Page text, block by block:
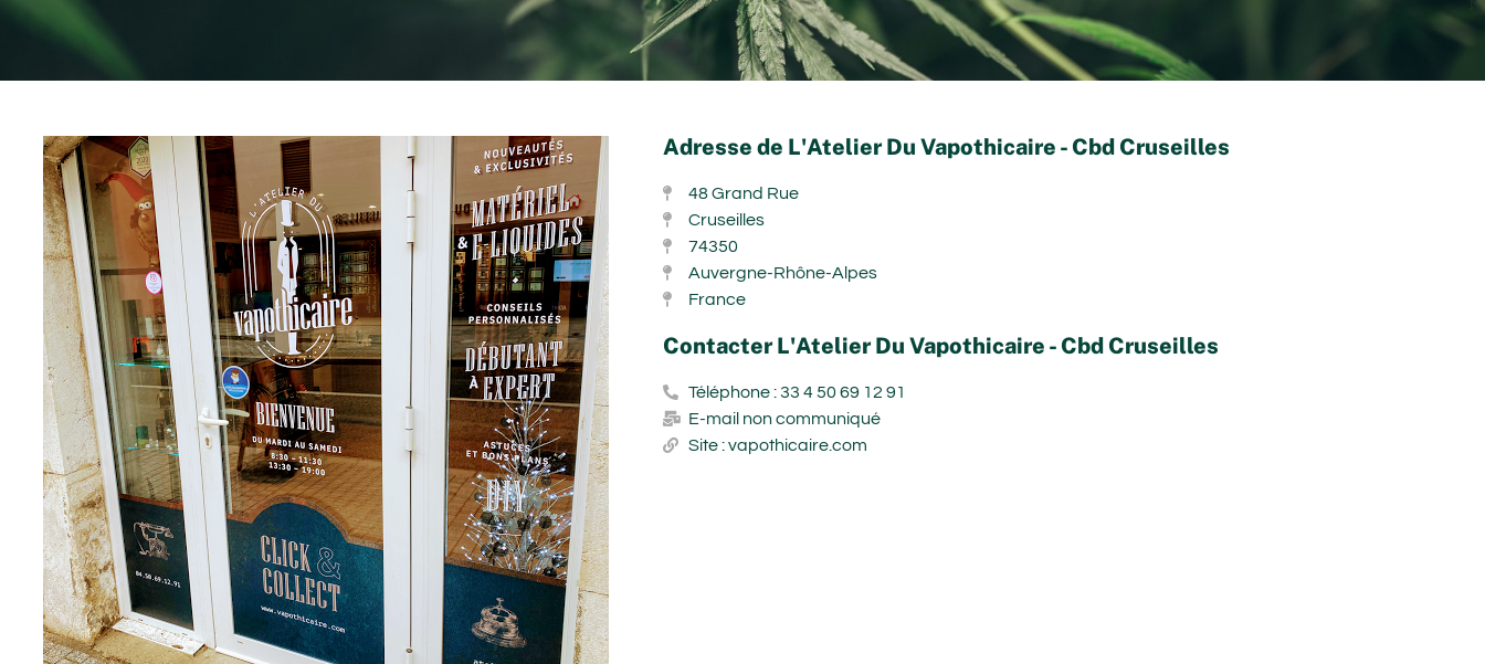
Adresse de L'Atelier Du Vapothicaire - Cbd Cruseilles
48 Grand Rue
Cruseilles
74350
Auvergne-Rhône-Alpes
France
Contacter L'Atelier Du Vapothicaire - Cbd Cruseilles
Téléphone : 33 4 50 69 12 91
E-mail non communiqué
Site : vapothicaire.com